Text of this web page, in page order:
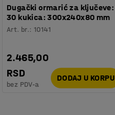
Dugački ormarić za ključeve:
30 kukica: 300x240x80 mm
Art. br.:10141
2.465,00
RSD
bez PDV-a
DODAJ U KORPU